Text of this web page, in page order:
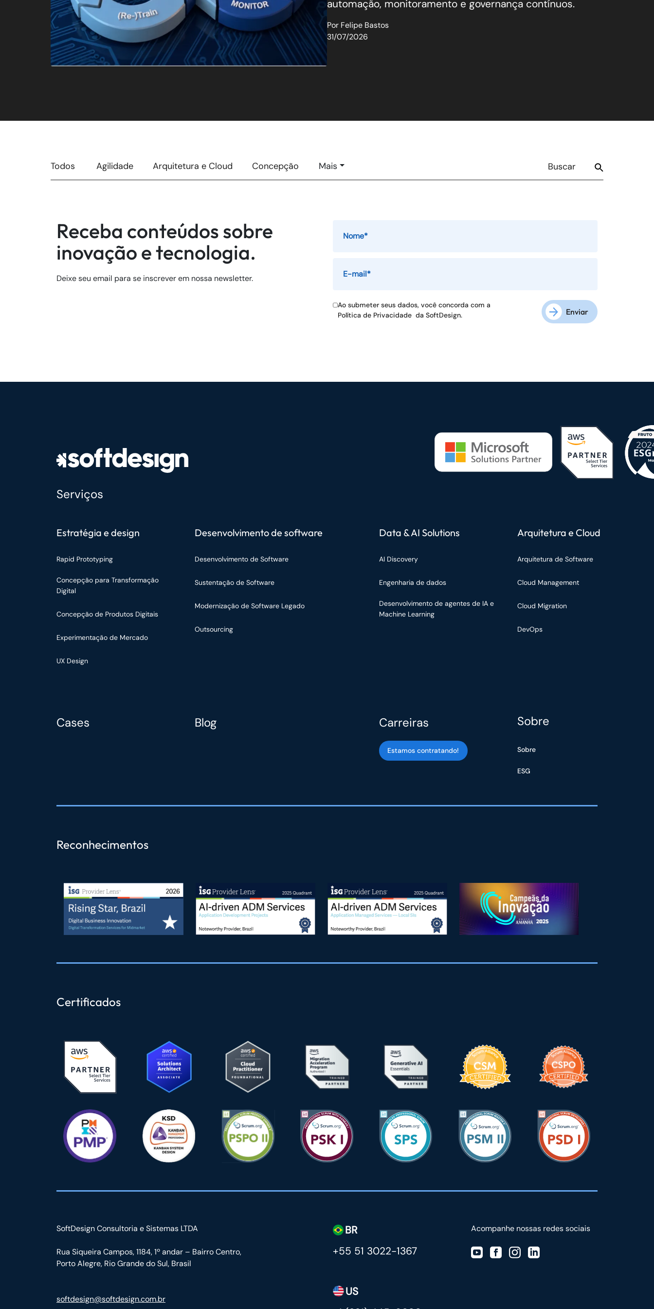
automação, monitoramento e governança contínuos.
Por Felipe Bastos
31/07/2026
Todos Agilidade Arquitetura e Cloud Concepção Mais
Receba conteúdos sobre
inovação e tecnologia.
Deixe seu email para se inscrever em nossa newsletter.
Ao submeter seus dados, você concorda com a
Política de Privacidade da SoftDesign. Enviar
Serviços
Estratégia e design
Rapid Prototyping
Concepção para Transformação
Digital
Concepção de Produtos Digitais
Experimentação de Mercado
UX Design
Desenvolvimento de software
Desenvolvimento de Software
Sustentação de Software
Modernização de Software Legado
Outsourcing
Data & AI Solutions
AI Discovery
Engenharia de dados
Desenvolvimento de agentes de IA e
Machine Learning
Arquitetura e Cloud
Arquitetura de Software
Cloud Management
Cloud Migration
DevOps
Cases Blog Carreiras
Estamos contratando!
Sobre
Sobre
ESG
Reconhecimentos
Certificados
SoftDesign Consultoria e Sistemas LTDA
Rua Siqueira Campos, 1184, 1º andar – Bairro Centro,
Porto Alegre, Rio Grande do Sul, Brasil
softdesign@softdesign.com.br
BR
+55 51 3022-1367
US
Acompanhe nossas redes sociais